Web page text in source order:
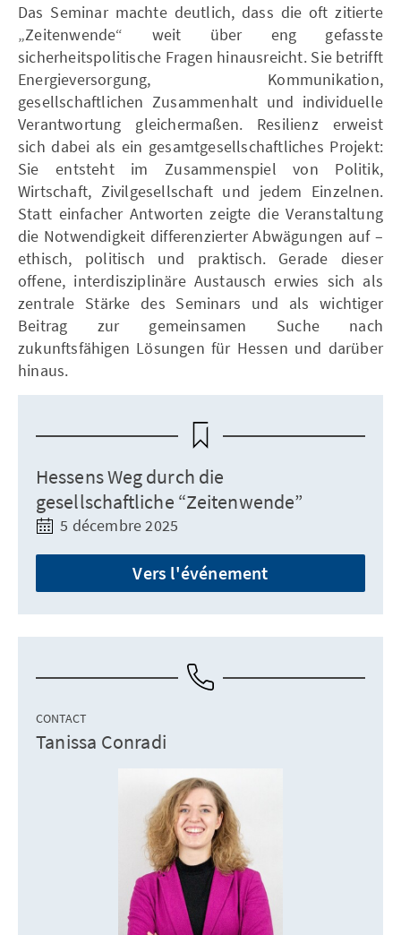
Das Seminar machte deutlich, dass die oft zitierte
„Zeitenwende“ weit über eng gefasste
sicherheitspolitische Fragen hinausreicht. Sie betrifft
Energieversorgung, Kommunikation,
gesellschaftlichen Zusammenhalt und individuelle
Verantwortung gleichermaßen. Resilienz erweist
sich dabei als ein gesamtgesellschaftliches Projekt:
Sie entsteht im Zusammenspiel von Politik,
Wirtschaft, Zivilgesellschaft und jedem Einzelnen.
Statt einfacher Antworten zeigte die Veranstaltung
die Notwendigkeit differenzierter Abwägungen auf –
ethisch, politisch und praktisch. Gerade dieser
offene, interdisziplinäre Austausch erwies sich als
zentrale Stärke des Seminars und als wichtiger
Beitrag zur gemeinsamen Suche nach
zukunftsfähigen Lösungen für Hessen und darüber
hinaus.
Hessens Weg durch die
gesellschaftliche “Zeitenwende”
5 décembre 2025
Vers l'événement
CONTACT
Tanissa Conradi